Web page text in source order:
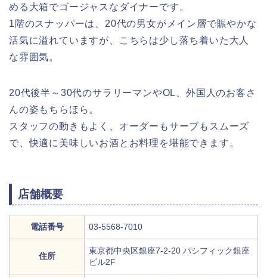
める大箱でゴージャスなダイナーです。
1階のスナッパーは、20代の男女がメイン層で賑やかな
活気に溢れていますが、こちらは少し落ち着いた大人
な雰囲気。
20代後半～30代のサラリーマンやOL、外国人のお客さ
んの姿もちらほら。
スタッフの動きもよく、オーダーもサーブもスムーズ
で、快適に美味しいお酒とお料理を堪能できます。
店舗概要
電話番号 03-5568-7010
住所
東京都中央区銀座7-2-20 パシフィック銀座
ビル2F